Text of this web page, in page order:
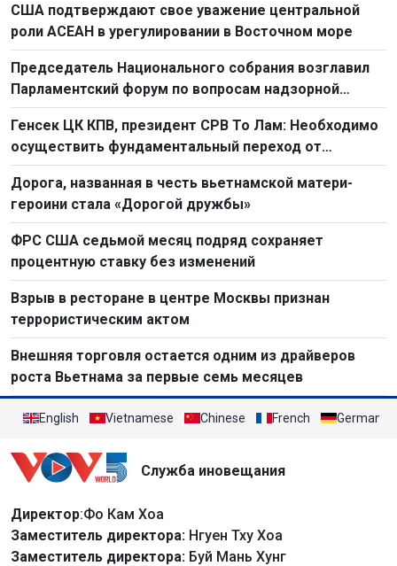
США подтверждают свое уважение центральной
роли АСЕАН в урегулировании в Восточном море
Председатель Национального собрания возглавил
Парламентский форум по вопросам надзорной
деятельности 2026 г.
Генсек ЦК КПВ, президент СРВ То Лам: Необходимо
осуществить фундаментальный переход от
простого труда к созидательному труду
Дорога, названная в честь вьетнамской матери-
героини стала «Дорогой дружбы»
ФРС США седьмой месяц подряд сохраняет
процентную ставку без изменений
Взрыв в ресторане в центре Москвы признан
террористическим актом
Внешняя торговля остается одним из драйверов
роста Вьетнама за первые семь месяцев
English Vietnamese Chinese French German
Служба иновещания
Директор:Фо Кам Хоа
Заместитель директора: Нгуен Тху Хоа
Заместитель директора: Буй Мань Хунг